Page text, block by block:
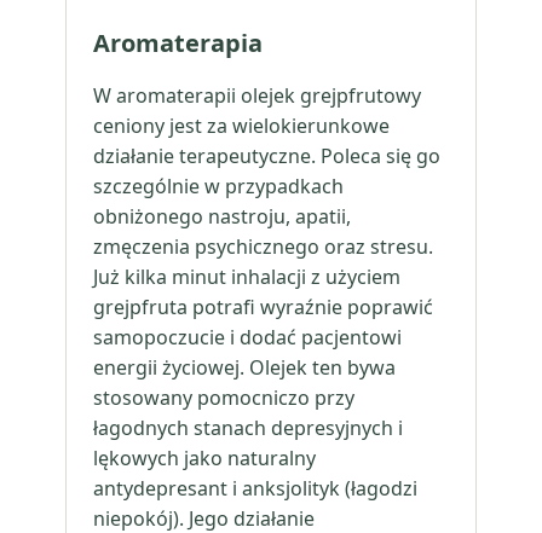
Aromaterapia
W aromaterapii olejek grejpfrutowy
ceniony jest za wielokierunkowe
działanie terapeutyczne. Poleca się go
szczególnie w przypadkach
obniżonego nastroju, apatii,
zmęczenia psychicznego oraz stresu.
Już kilka minut inhalacji z użyciem
grejpfruta potrafi wyraźnie poprawić
samopoczucie i dodać pacjentowi
energii życiowej. Olejek ten bywa
stosowany pomocniczo przy
łagodnych stanach depresyjnych i
lękowych jako naturalny
antydepresant i anksjolityk (łagodzi
niepokój). Jego działanie